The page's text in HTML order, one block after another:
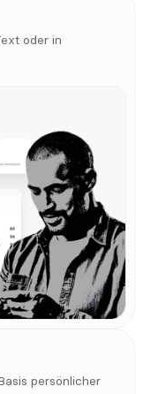
oder in
persönlicher